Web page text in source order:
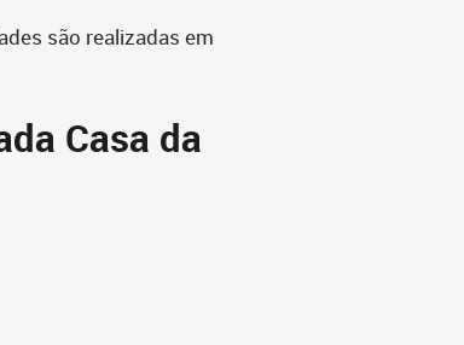
são realizadas em
Casa da